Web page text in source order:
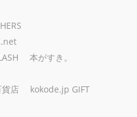
HERS
本がすき。
店 kokode.jp GIFT